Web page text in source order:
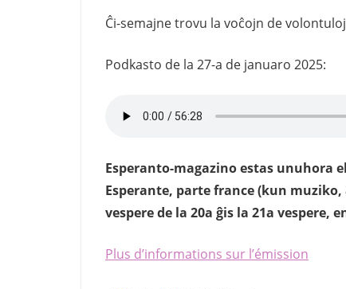
Ĉi-semajne trovu la voĉojn de
Podkasto de la 27-a de januaro 2025:
Esperanto-magazino estas unuhora
Esperante, parte france (kun
vespere de la 20a ĝis la 21a vespere,
Plus d’informations sur l’émission